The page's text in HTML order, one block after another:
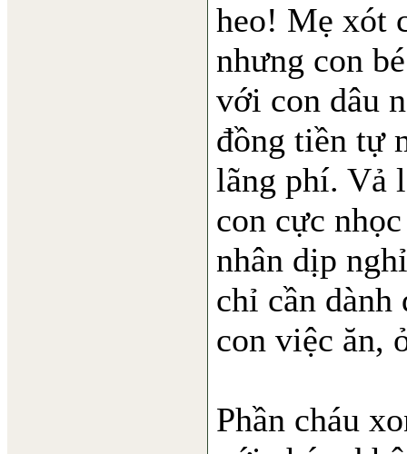
heo! Mẹ xót
nhưng con
với con dâu
đồng tiền tự
lãng phí. Vả
con cực
nhân dịp
chỉ cần dành
con việc ăn,
Phần cháu